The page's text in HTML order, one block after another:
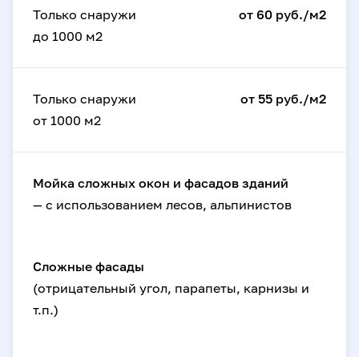
Только снаружи
до 1000 м2
от 60 руб./м2
Только снаружи
от 1000 м2
от 55 руб./м2
Мойка сложных окон и фасадов зданий
— с использованием лесов, альпинистов
Сложные фасады
(отрицательный угол, парапеты, карнизы и
т.п.)